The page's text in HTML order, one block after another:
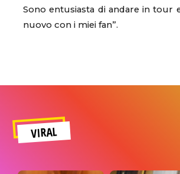
Sono entusiasta di andare in tour
nuovo con i miei fan”.
VIRAL